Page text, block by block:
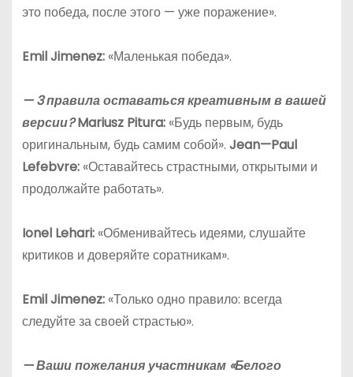
это победа, после этого — уже поражение».
EmilJimenez:«Маленькая победа».
— 3 правила оставаться креативным в вашей
версии? Mariusz Pitura:«Будь первым, будь
оригинальным, будь самим собой». Jean—Paul
Lefebvre:«Оставайтесь страстными, открытыми и
продолжайте работать».
Ionel Lehari:«Обменивайтесь идеями, слушайте
критиков и доверяйте соратникам».
EmilJimenez:«Только одно правило: всегда
следуйте за своей страстью».
— Ваши пожелания участникам «Белого